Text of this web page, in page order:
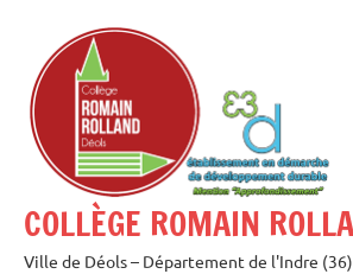
contenu
COLLÈGE ROMAIN
Ville de Déols – Département de l'Indre